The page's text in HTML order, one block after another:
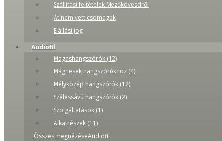
Szállítási feltételek Mezőkövesdről
Át nem vett csomagok
Elállási jog
Audiofil
Magashangszórók (12)
Mágnesek hangszórókhoz (4)
Mélyközép hangszórók (12)
Szélessávú hangszórók (2)
Szolgáltatások (1)
Alkatrészek (11)
Összes megnézéseAudiofil